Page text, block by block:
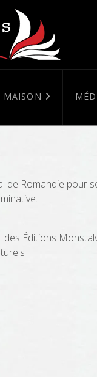
MAISON
de Romandie pour
Éditions